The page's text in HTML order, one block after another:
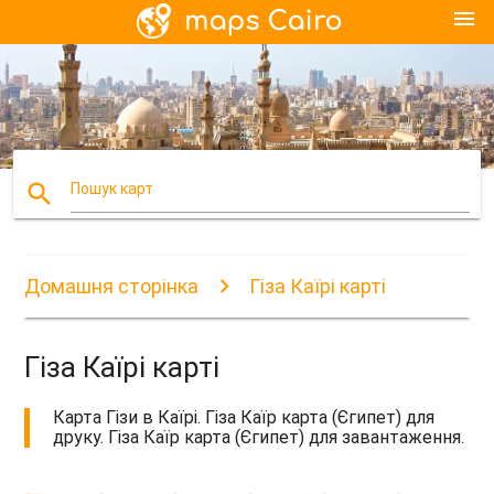
menu
search Пошук карт
Домашня сторінка Гіза Каїрі карті
Гіза Каїрі карті
Карта Гізи в Каїрі. Гіза Каїр карта (Єгипет) для
друку. Гіза Каїр карта (Єгипет) для завантаження.